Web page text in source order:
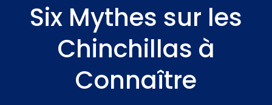
Six Mythes sur les
Chinchillas à
Connaître